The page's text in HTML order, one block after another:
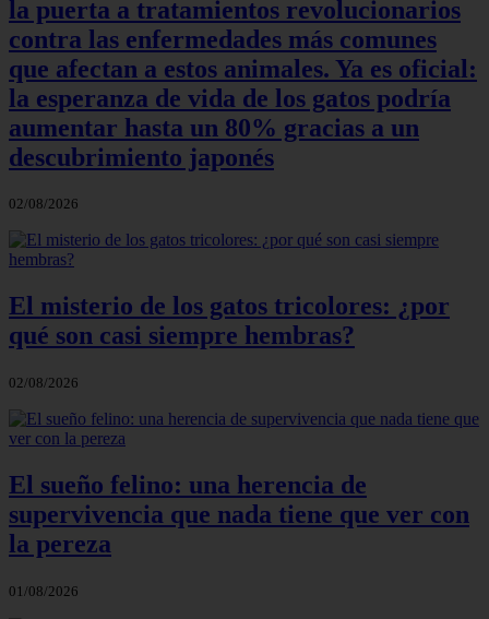
la puerta a tratamientos revolucionarios
contra las enfermedades más comunes
que afectan a estos animales. Ya es oficial:
la esperanza de vida de los gatos podría
aumentar hasta un 80% gracias a un
descubrimiento japonés
02/08/2026
El misterio de los gatos tricolores: ¿por
qué son casi siempre hembras?
02/08/2026
El sueño felino: una herencia de
supervivencia que nada tiene que ver con
la pereza
01/08/2026